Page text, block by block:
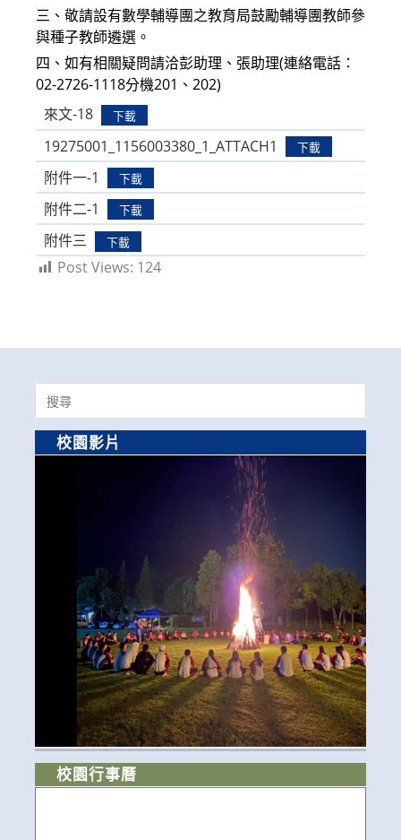
三、敬請設有數學輔導團之教育局鼓勵輔導團教師參
與種子教師遴選。
四、如有相關疑問請洽彭助理、張助理(連絡電話：
02-2726-1118分機201、202)
來文-18
下載
19275001_1156003380_1_ATTACH1 下載
附件一-1 下載
附件二-1 下載
附件三 下載
Post Views: 124
for:
校園影片
校園行事曆